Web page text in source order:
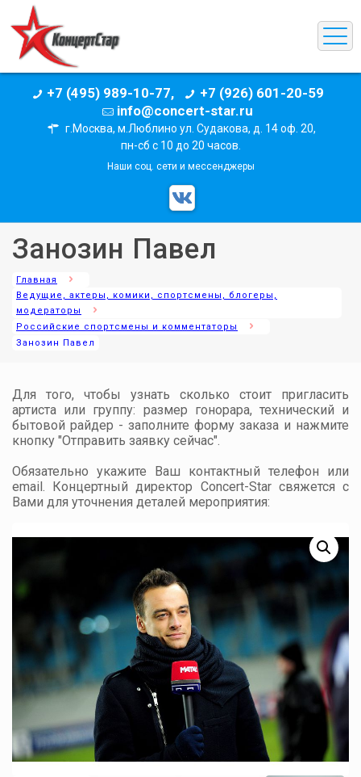
+7 (495) 989-10-77,
+7 (926) 601-20-59
info@concert-star.ru
г.Москва, м.Люблино ул. Судакова, д. 14 оф. 20,
пн-сб с 10 до 20 часов.
Наши соц. сети и мессенджеры
Занозин Павел
Главная
Ведущие, актеры, комики, спортсмены, блогеры,
модераторы
Российские спортсмены и комментаторы
Занозин Павел
Для того, чтобы узнать сколько стоит пригласить
артиста или группу: размер гонорара, технический и
бытовой райдер - заполните форму заказа и нажмите
кнопку "Отправить заявку сейчас".
Обязательно укажите Ваш контактный телефон или
email. Концертный директор Concert-Star свяжется с
Вами для уточнения деталей мероприятия: